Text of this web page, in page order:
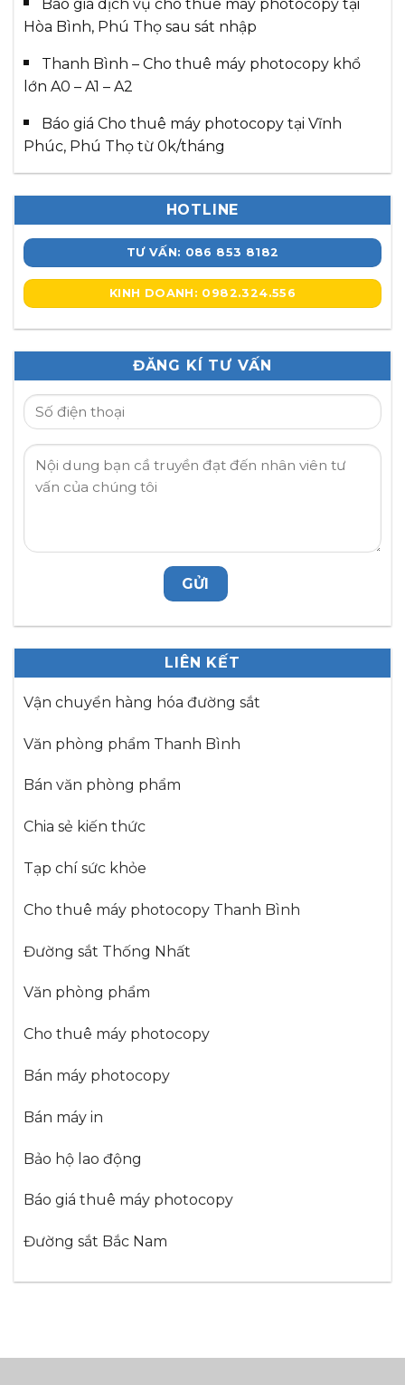
Báo giá dịch vụ cho thuê máy photocopy tại
Hòa Bình, Phú Thọ sau sát nhập
Thanh Bình – Cho thuê máy photocopy khổ
lớn A0 – A1 – A2
Báo giá Cho thuê máy photocopy tại Vĩnh
Phúc, Phú Thọ từ 0k/tháng
HOTLINE
TƯ VẤN: 086 853 8182
KINH DOANH: 0982.324.556
ĐĂNG KÍ TƯ VẤN
LIÊN KẾT
Vận chuyển hàng hóa đường sắt
Văn phòng phẩm Thanh Bình
Bán văn phòng phẩm
Chia sẻ kiến thức
Tạp chí sức khỏe
Cho thuê máy photocopy Thanh Bình
Đường sắt Thống Nhất
Văn phòng phẩm
Cho thuê máy photocopy
Bán máy photocopy
Bán máy in
Bảo hộ lao động
Báo giá thuê máy photocopy
Đường sắt Bắc Nam